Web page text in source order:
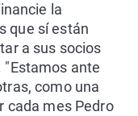
la
que sí están
a sus socios
"Estamos ante
como una
cada mes Pedro